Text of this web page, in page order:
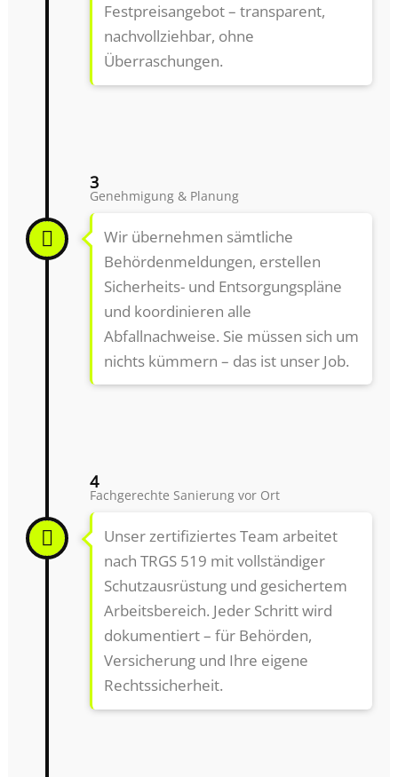
Festpreisangebot – transparent,
nachvollziehbar, ohne
Überraschungen.
3
Genehmigung & Planung
Wir übernehmen sämtliche
Behördenmeldungen, erstellen
Sicherheits- und Entsorgungspläne
und koordinieren alle
Abfallnachweise. Sie müssen sich um
nichts kümmern – das ist unser Job.
4
Fachgerechte Sanierung vor Ort
Unser zertifiziertes Team arbeitet
nach TRGS 519 mit vollständiger
Schutzausrüstung und gesichertem
Arbeitsbereich. Jeder Schritt wird
dokumentiert – für Behörden,
Versicherung und Ihre eigene
Rechtssicherheit.